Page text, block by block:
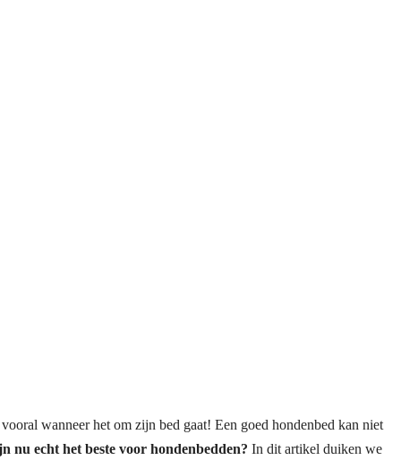
wanneer het om zijn bed gaat! Een goed hondenbed kan niet
nu echt het beste voor hondenbedden? In dit artikel duiken we